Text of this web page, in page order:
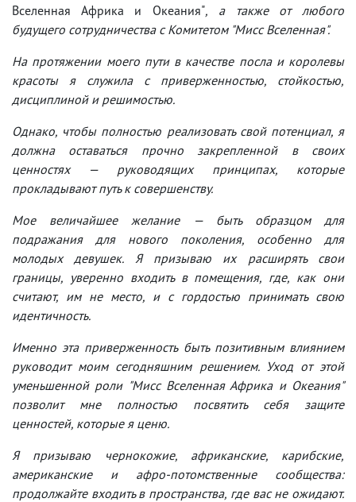
Вселенная Африка и Океания", а также от любого
будущего сотрудничества с Комитетом "Мисс Вселенная".
На протяжении моего пути в качестве посла и королевы
красоты я служила с приверженностью, стойкостью,
дисциплиной и решимостью.
Однако, чтобы полностью реализовать свой потенциал, я
должна оставаться прочно закрепленной в своих
ценностях — руководящих принципах, которые
прокладывают путь к совершенству.
Мое величайшее желание — быть образцом для
подражания для нового поколения, особенно для
молодых девушек. Я призываю их расширять свои
границы, уверенно входить в помещения, где, как они
считают, им не место, и с гордостью принимать свою
идентичность.
Именно эта приверженность быть позитивным влиянием
руководит моим сегодняшним решением. Уход от этой
уменьшенной роли "Мисс Вселенная Африка и Океания"
позволит мне полностью посвятить себя защите
ценностей, которые я ценю.
Я призываю чернокожие, африканские, карибские,
американские и афро-потомственные сообщества:
продолжайте входить в пространства, где вас не ожидают.